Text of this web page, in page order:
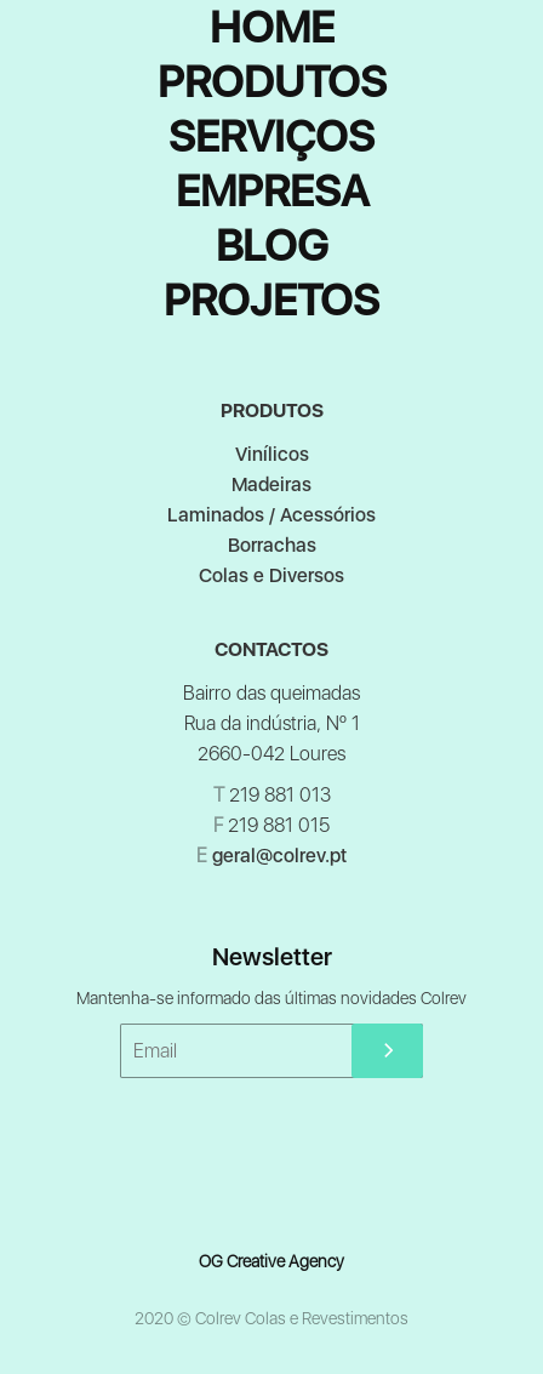
HOME
PRODUTOS
SERVIÇOS
EMPRESA
BLOG
PROJETOS
PRODUTOS
Vinílicos
Madeiras
Laminados / Acessórios
Borrachas
Colas e Diversos
CONTACTOS
Bairro das queimadas
Rua da indústria, Nº 1
2660-042 Loures
T219 881 013
F219 881 015
E geral@colrev.pt
Newsletter
Mantenha-se informado das últimas novidades Colrev
OG Creative Agency
2020 © Colrev Colas e Revestimentos